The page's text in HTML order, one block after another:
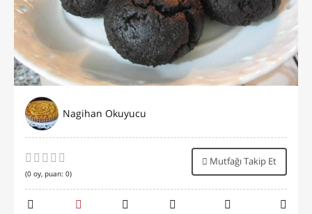
Nagihan Okuyucu
(0 oy, puan: 0)
Mutfağı Takip Et